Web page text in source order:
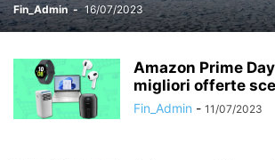
Fin_Admin - 16/07/2023
Amazon Prime
migliori offerte
Fin_Admin - 11/07/2023